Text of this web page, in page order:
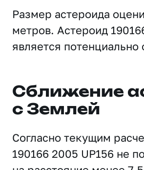
Размер астероида
метров. Астероид
является потенциально
Сближение
с Землей
Согласно текущим
190166 2005 UP156 не